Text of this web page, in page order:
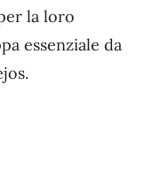
la loro
essenziale da